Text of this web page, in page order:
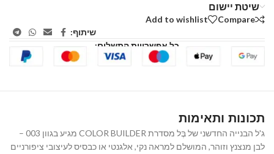
שיטת יישום
Compare
Add to wishlist
שיתוף:
כל אפשרויות התשלום:
תכונות ותאימות
ג'ל הבנייה החדשני של בֶּל מסדרת COLOR BUILDER מגיע בגוון 003 –
לבן מנצנץ וזוהר, המושלם למראה נקי, אלגנטי או כבסיס לעיצובי ציפורניים